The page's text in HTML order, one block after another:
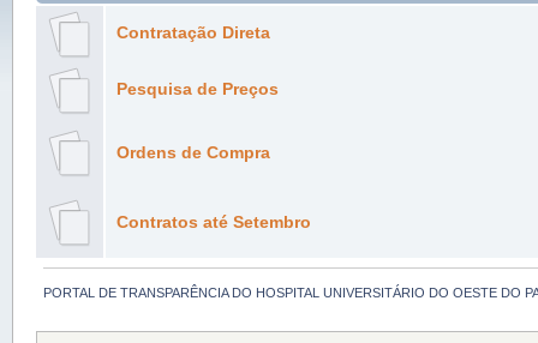
Contratação Direta
Pesquisa de Preços
Ordens de Compra
Contratos até Setembro
PORTAL DE TRANSPARÊNCIA DO HOSPITAL UNIVERSITÁRIO DO OESTE DO